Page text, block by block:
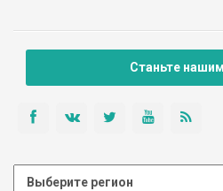
Станьте